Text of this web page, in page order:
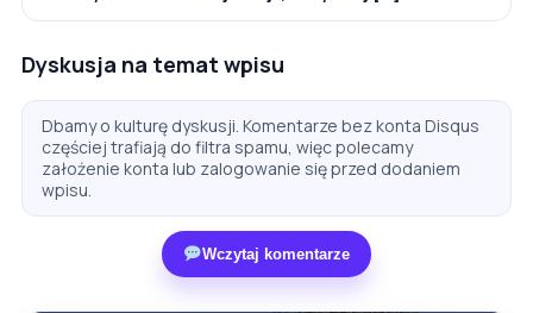
Dyskusja na temat wpisu
Dbamy o kulturę dyskusji. Komentarze bez konta Disqus
częściej trafiają do filtra spamu, więc polecamy
założenie konta lub zalogowanie się przed dodaniem
wpisu.
Wczytaj komentarze